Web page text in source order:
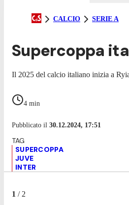
CALCIO SERIE A
Supercoppa
Il 2025 del calcio italiano inizia a
4 min
Pubblicato il 30.12.2024, 17:51
SUPERCOPPA
JUVE
INTER
1 / 2